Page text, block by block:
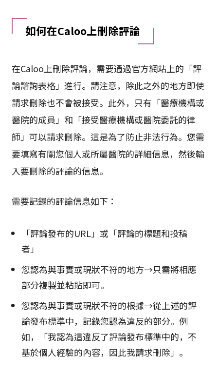
如何在Caloo上刪除評論
在Caloo上刪除評論，需要通過官方網站上的「評
論諮詢表格」進行。請注意，除此之外的地方即使
請求刪除也不會被接受。此外，只有「醫療機構或
醫院的成員」和「接受醫療機構或醫院委託的律
師」可以請求刪除。這是為了防止非法行為。您需
要填寫有關您個人或所屬醫院的詳細信息，然後輸
入要刪除的評論的信息。
需要記錄的評論信息如下：
「評論發布的URL」或「評論的標題和投稿
者」
您認為與事實或現狀不符的地方→只需將相應
部分複製並粘貼即可。
您認為與事實或現狀不符的根據→從上述的評
論發布標準中，記錄您認為違反的部分。例
如，「我認為這違反了評論發布標準中的，不
基於個人經驗的內容，因此我請求刪除」。